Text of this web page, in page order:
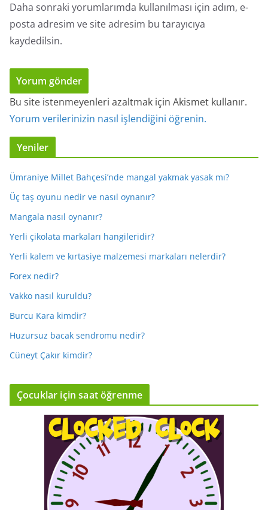
Daha sonraki yorumlarımda kullanılması için adım, e-
posta adresim ve site adresim bu tarayıcıya
kaydedilsin.
Bu site istenmeyenleri azaltmak için Akismet kullanır.
Yorum verilerinizin nasıl işlendiğini öğrenin.
Yeniler
Ümraniye Millet Bahçesi’nde mangal yakmak yasak mı?
Üç taş oyunu nedir ve nasıl oynanır?
Mangala nasıl oynanır?
Yerli çikolata markaları hangileridir?
Yerli kalem ve kırtasiye malzemesi markaları nelerdir?
Forex nedir?
Vakko nasıl kuruldu?
Burcu Kara kimdir?
Huzursuz bacak sendromu nedir?
Cüneyt Çakır kimdir?
Çocuklar için saat öğrenme